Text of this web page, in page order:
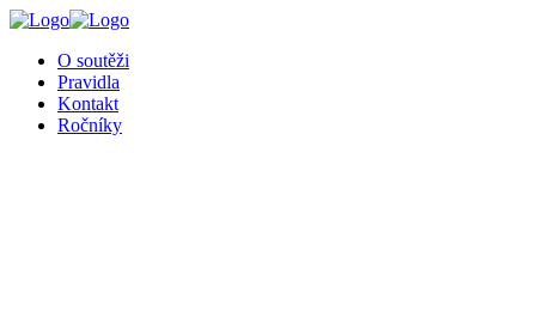
O soutěži
Pravidla
Kontakt
Ročníky